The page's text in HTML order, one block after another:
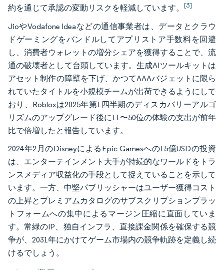
約を通じて承認の変動リスクを軽減しています。 [3]
JioやVodafone Ideaなどの通信事業者は、データとクラウ
ドゲーミングをバンドルしてアプリストア手数料を回避
し、消費者ウォレットの増分シェアを獲得することで、流
通の破壊者として台頭しています。生成AIツールキットは
アセット制作の障壁を下げ、かつてAAAバジェットに限ら
れていたタイトルを小規模チームが出荷できるようにして
おり、Robloxは2025年第1四半期のディスカバリーアルゴ
リズムのアップグレード後に11〜50位の体験の支出が前年
比で倍増したと報告しています。
2024年2月のDisneyによるEpic Gamesへの15億USDの投資
は、エンターテインメント大手が持続的なワールドをトラ
ンスメディア収益化の手段として捉えていることを示して
います。一方、中堅パブリッシャーはユーザー獲得コスト
の上昇とプレミアムカタログのサブスクリプションプラッ
トフォームへの集中によるマージン圧縮に直面していま
す。常緑のIP、独自インフラ、直接課金関係を確保する競
争が、2031年にかけてゲーム市場内の競争軌跡を定義し続
けるでしょう。